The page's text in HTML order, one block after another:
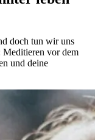
doch tun wir uns
Meditieren vor dem
und deine